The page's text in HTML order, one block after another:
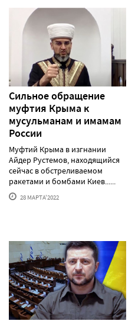
Сильное обращение
муфтия Крыма к
мусульманам и имамам
России
Муфтий Крыма в изгнании
Айдер Рустемов, находящийся
сейчас в обстреливаемом
ракетами и бомбами Киев......
28 МАРТА'2022